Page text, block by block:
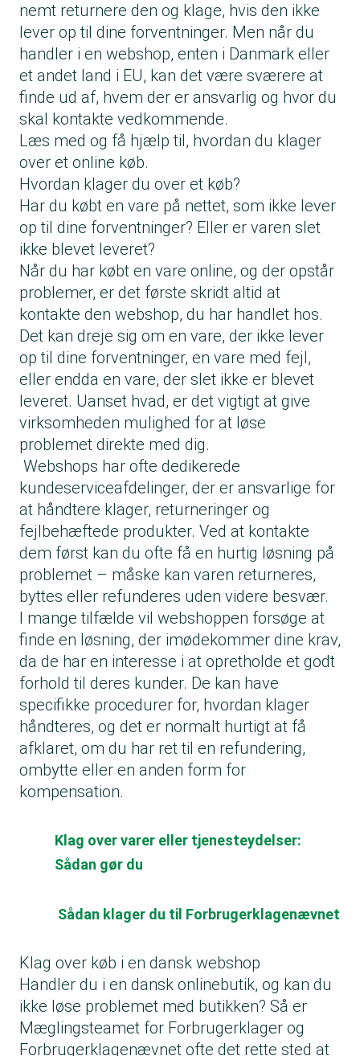
nemt returnere den og klage, hvis den ikke
lever op til dine forventninger. Men når du
handler i en webshop, enten i Danmark eller
et andet land i EU, kan det være sværere at
finde ud af, hvem der er ansvarlig og hvor du
skal kontakte vedkommende.
Læs med og få hjælp til, hvordan du klager
over et online køb.
Hvordan klager du over et køb?
Har du købt en vare på nettet, som ikke lever
op til dine forventninger? Eller er varen slet
ikke blevet leveret?
Når du har købt en vare online, og der opstår
problemer, er det første skridt altid at
kontakte den webshop, du har handlet hos.
Det kan dreje sig om en vare, der ikke lever
op til dine forventninger, en vare med fejl,
eller endda en vare, der slet ikke er blevet
leveret. Uanset hvad, er det vigtigt at give
virksomheden mulighed for at løse
problemet direkte med dig.
Webshops har ofte dedikerede
kundeserviceafdelinger, der er ansvarlige for
at håndtere klager, returneringer og
fejlbehæftede produkter. Ved at kontakte
dem først kan du ofte få en hurtig løsning på
problemet – måske kan varen returneres,
byttes eller refunderes uden videre besvær.
I mange tilfælde vil webshoppen forsøge at
finde en løsning, der imødekommer dine krav,
da de har en interesse i at opretholde et godt
forhold til deres kunder. De kan have
specifikke procedurer for, hvordan klager
håndteres, og det er normalt hurtigt at få
afklaret, om du har ret til en refundering,
ombytte eller en anden form for
kompensation.
Klag over varer eller tjenesteydelser:
Sådan gør du
Sådan klager du til Forbrugerklagenævnet
Klag over køb i en dansk webshop
Handler du i en dansk onlinebutik, og kan du
ikke løse problemet med butikken? Så er
Mæglingsteamet for Forbrugerklager og
Forbrugerklagenævnet ofte det rette sted at